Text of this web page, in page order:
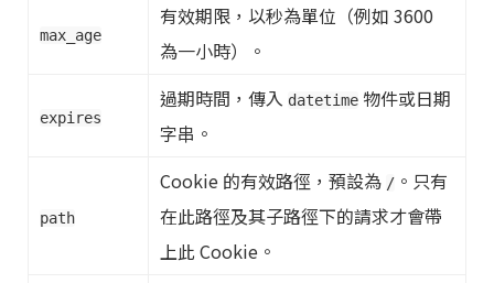
max_age
有效期限，以秒為單位（例如 3600
為一小時）。
expires
過期時間，傳入 datetime 物件或日期
字串。
path
Cookie 的有效路徑，預設為 / 。只有
在此路徑及其子路徑下的請求才會帶
上此 Cookie。